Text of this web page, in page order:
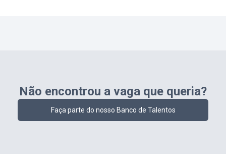
Não encontrou a vaga que queria?
Faça parte do nosso Banco de Talentos